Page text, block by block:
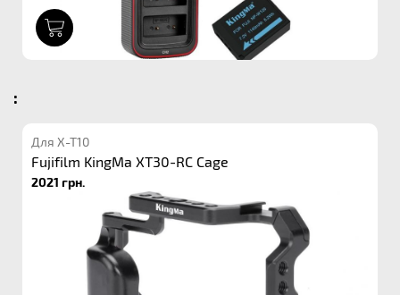
:
Для X-T10
Fujifilm KingMa XT30-RC Cage
2021 грн.